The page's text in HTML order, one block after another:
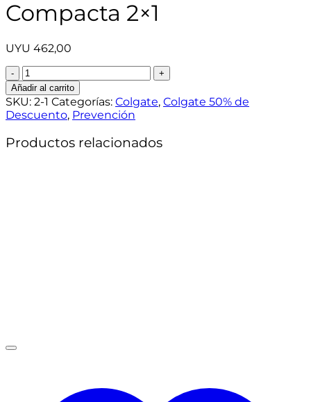
Compacta 2×1
UYU 462,00
Cepillo
Slim
Soft
Cabeza
Compacta
2x1
cantidad
Añadir al carrito
SKU: 2-1 Categorías: Colgate, Colgate 50% de
Descuento, Prevención
Productos relacionados